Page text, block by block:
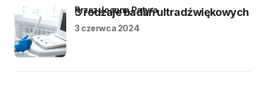
3 rodzaje badań ultradźwiękowych
przez Joanna Patyra
3 czerwca 2024